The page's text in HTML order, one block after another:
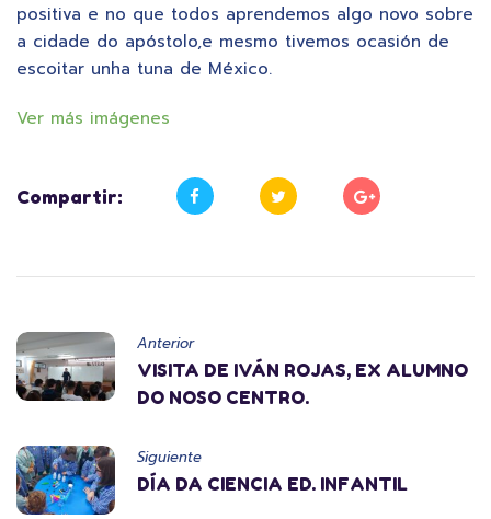
positiva e no que todos aprendemos algo novo sobre
a cidade do apóstolo,e mesmo tivemos ocasión de
escoitar unha tuna de México.
Ver más imágenes
Compartir:
Anterior
VISITA DE IVÁN ROJAS, EX ALUMNO
DO NOSO CENTRO.
Siguiente
DÍA DA CIENCIA ED. INFANTIL